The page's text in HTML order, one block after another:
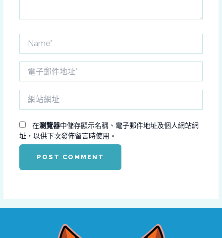
*址
在瀏覽器中儲存顯示名稱、電子郵件地址及個人網站網
址，以供下次發佈留言時使用。